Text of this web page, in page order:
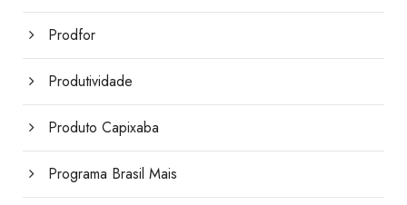
Prodfor
Produtividade
Produto Capixaba
Programa Brasil Mais